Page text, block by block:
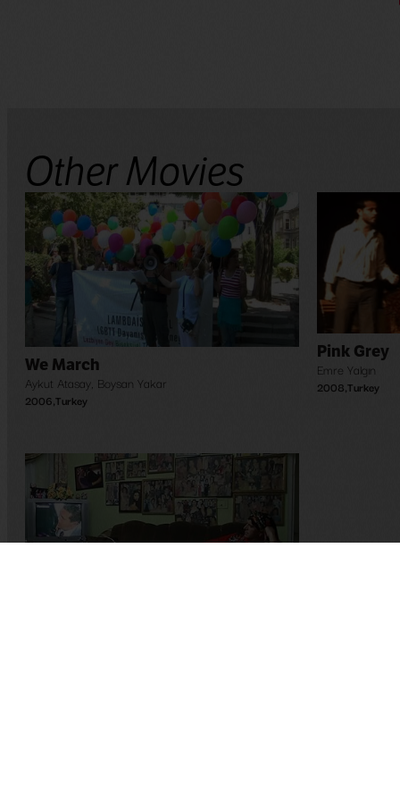
Other Movies
We March
Aykut Atasay, Boysan Yakar
2006,Turkey
Pink Grey
Emre Yalgın
2008,Turkey